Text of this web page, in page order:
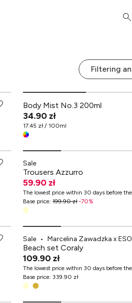
Filtering
Body Mist No.3 200ml
34.90 zł
17.45 zł / 100ml
Sale
Trousers Azzurro
59.90 zł
The lowest price within 30 days before
Base price:199.90 zł-70%
Sale • Marcelina Zawadzka x
Beach set Coraly
109.90 zł
The lowest price within 30 days before
Base price: 339.90 zł